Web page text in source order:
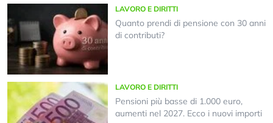
LAVORO E DIRITTI
Quanto prendi di pensione con 30 anni
di contributi?
LAVORO E DIRITTI
Pensioni più basse di 1.000 euro,
aumenti nel 2027. Ecco i nuovi importi